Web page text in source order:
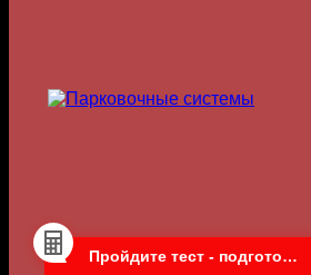
Пройдите тест - подготовим